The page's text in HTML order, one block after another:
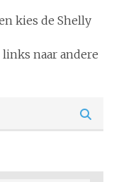
kies de Shelly
naar andere